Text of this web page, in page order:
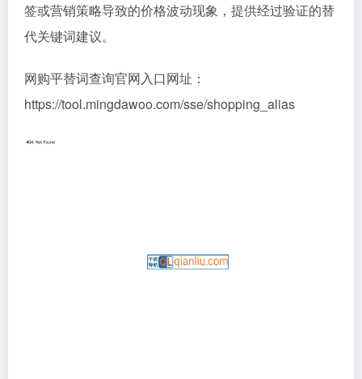
签或营销策略导致的价格波动现象，提供经过验证的替
代关键词建议。
网购平替词查询官网入口网址：
https://tool.mingdawoo.com/sse/shopping_alias